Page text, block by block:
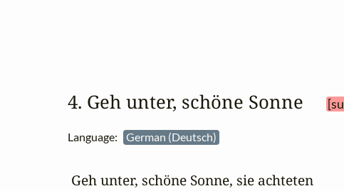
4. Geh unter, schöne Sonne
Language: German (Deutsch)
Geh unter, schöne Sonne, sie achteten